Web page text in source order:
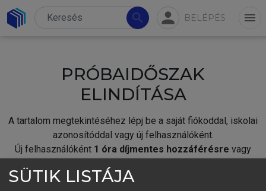
search person BELÉPÉS menu
PRÓBAIDŐSZAK
ELINDÍTÁSA
A tartalom megtekintéséhez lépj be a saját fiókoddal, iskolai
azonosítóddal vagy új felhasználóként.
Új felhasználóként 1 óra díjmentes hozzáférésre vagy
SÜTIK LISTÁJA